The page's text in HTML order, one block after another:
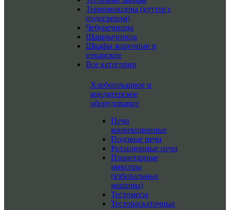
Термомиксеры (куттер с
подогревом)
Чебуречницы
Шашлычницы
Шкафы жарочные и
пекарские
Все категории
Хлебопекарное и
кондитерское
оборудование
Печи
конвекционные
Подовые печи
Ротационные печи
Планетарные
миксеры
(взбивальные
машины)
Тестомесы
Тестораскаточные